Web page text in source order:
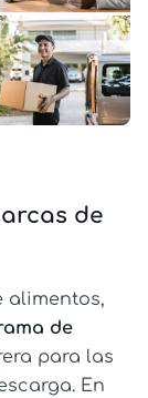
de
alimentos,
de
para las
En